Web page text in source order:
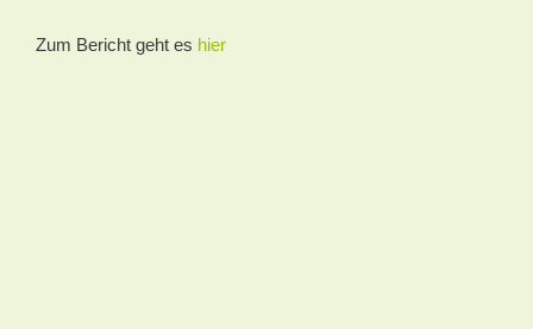
Zum Bericht geht es hier